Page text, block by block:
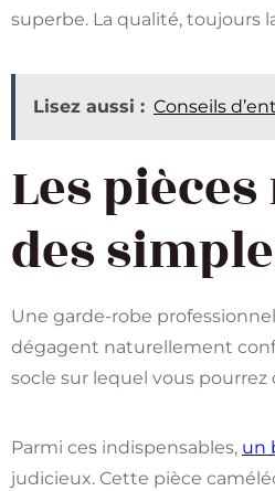
superbe. La qualité, toujours
Lisez aussi : Conseils
Les
des
Une garde-robe
dégagent naturellement
socle sur lequel vous pourrez
Parmi ces indispensables, un
judicieux. Cette pièce